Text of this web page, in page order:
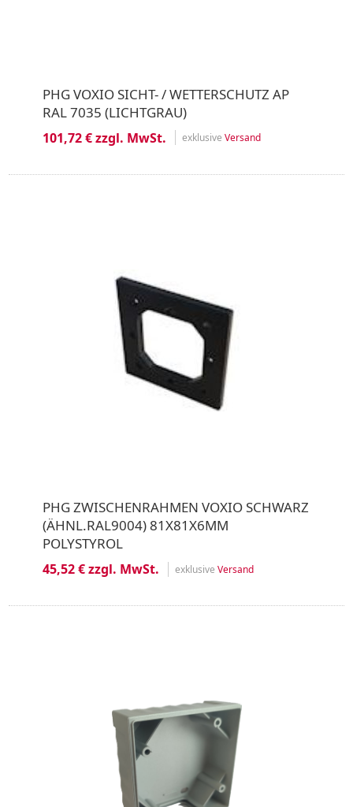
PHG VOXIO SICHT- / WETTERSCHUTZ AP
RAL 7035 (LICHTGRAU)
101,72 € zzgl. MwSt. exklusive Versand
PHG ZWISCHENRAHMEN VOXIO SCHWARZ
(ÄHNL.RAL9004) 81X81X6MM
POLYSTYROL
45,52 € zzgl. MwSt. exklusive Versand